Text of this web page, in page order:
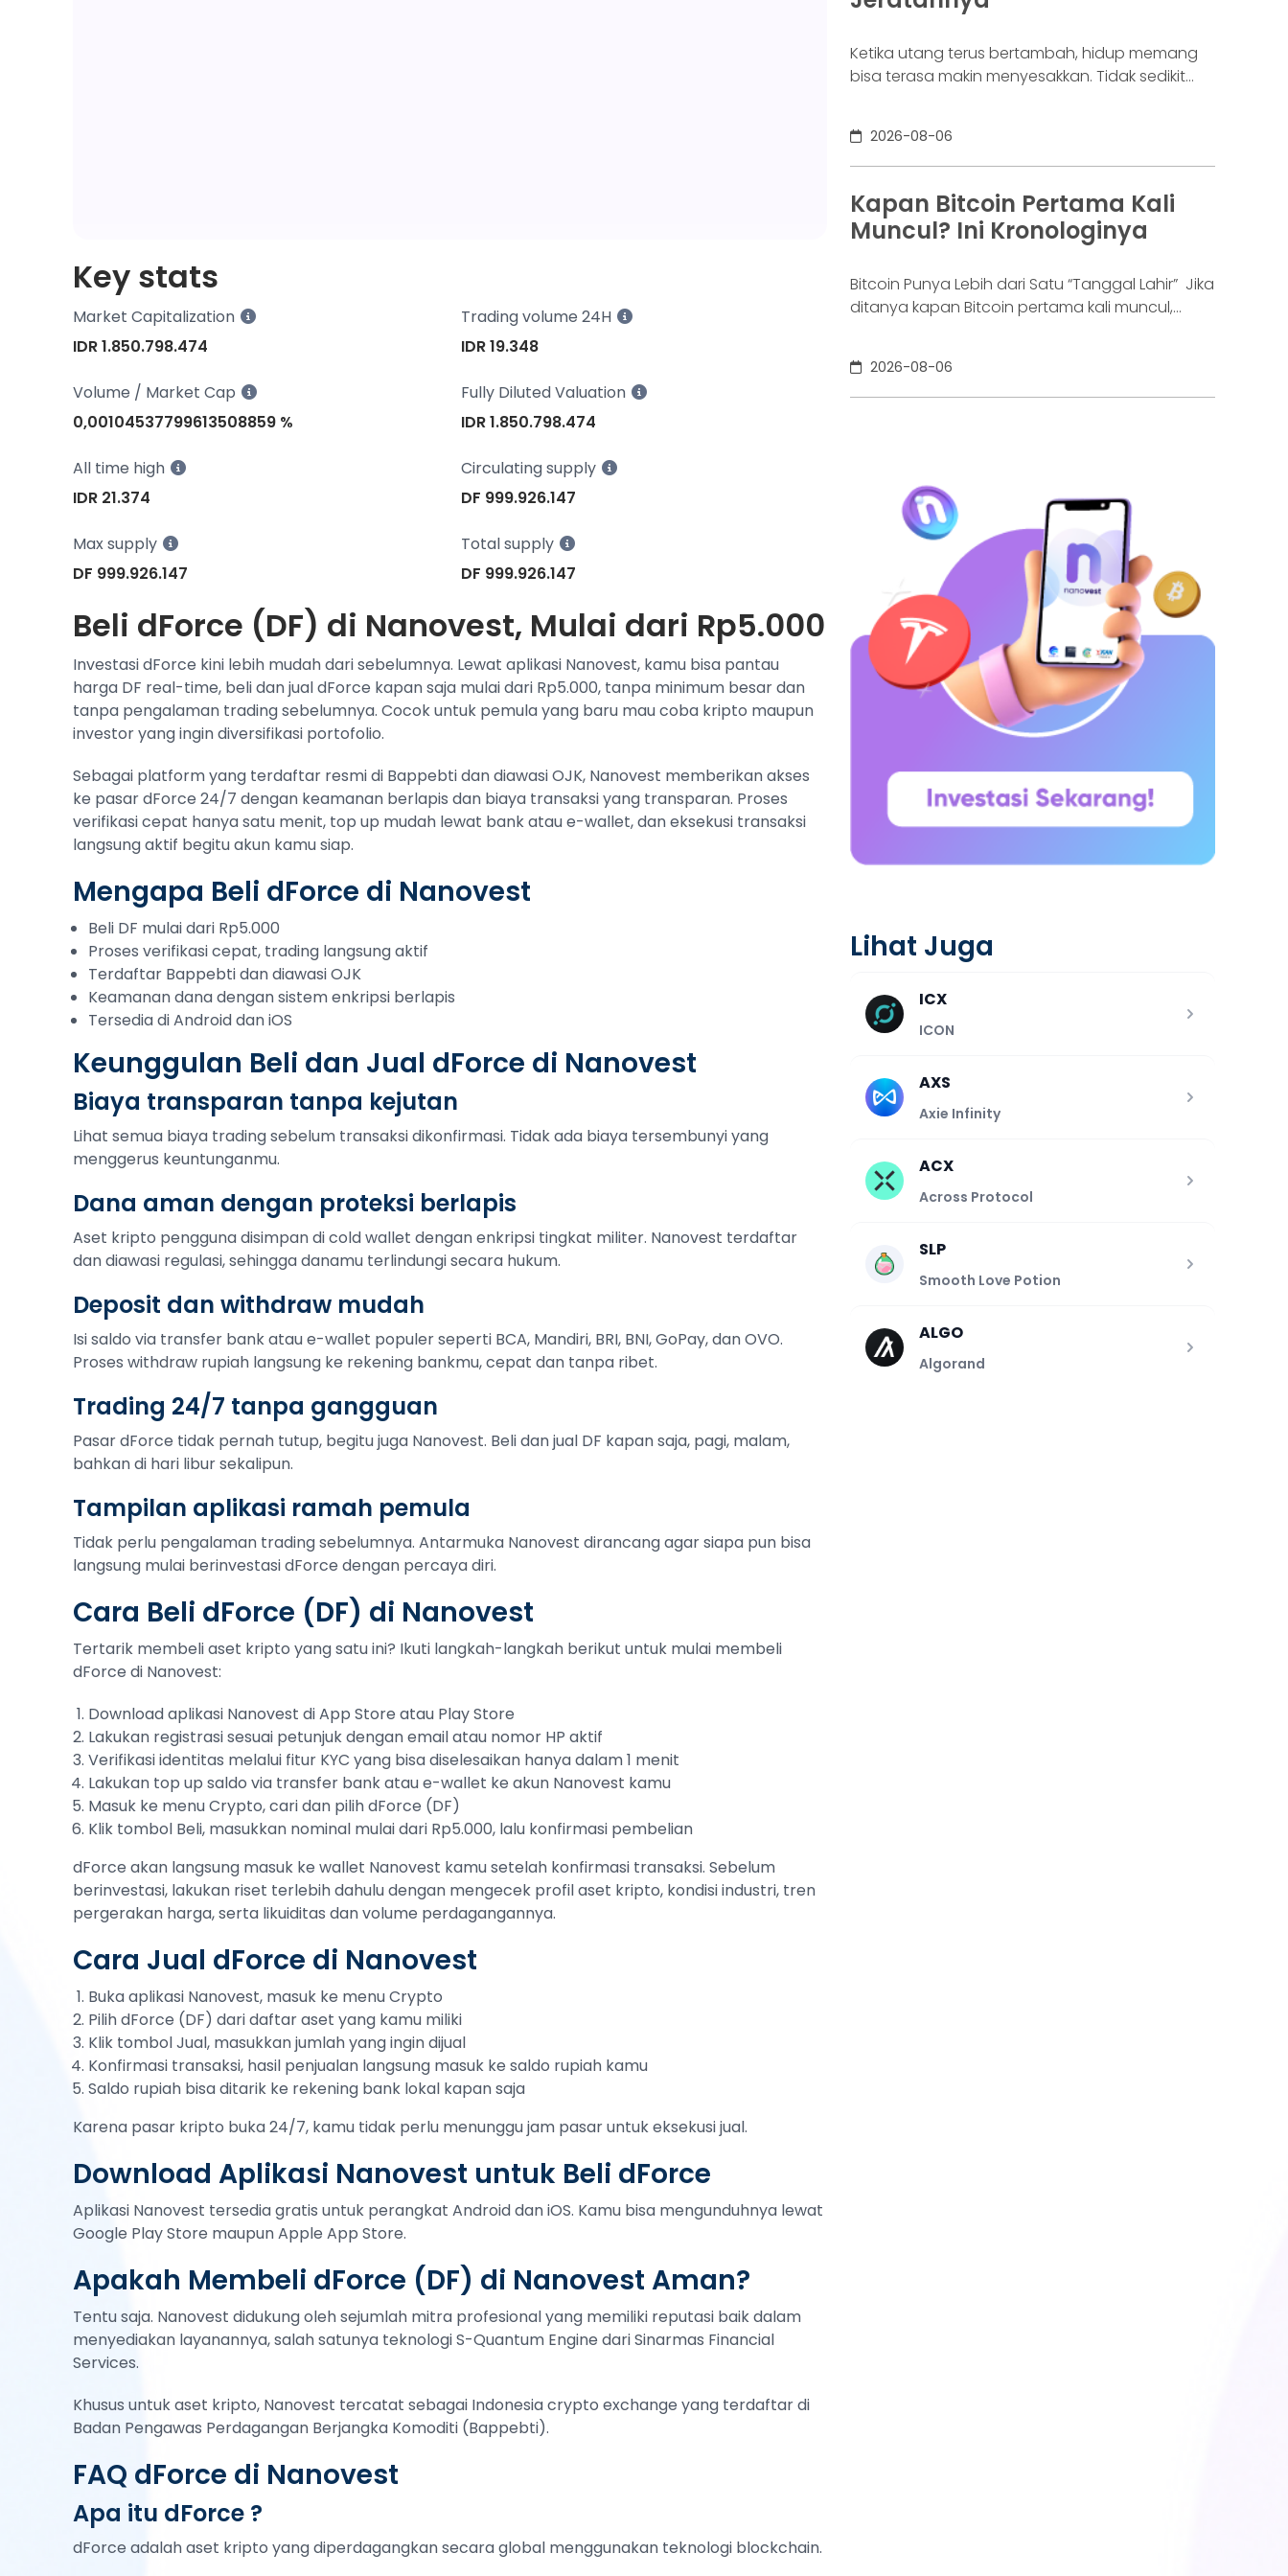
Key stats
Market Capitalization
IDR 1.850.798.474
Trading volume 24H
IDR 19.348
Volume / Market Cap
0,00104537799613508859 %
Fully Diluted Valuation
IDR 1.850.798.474
All time high
IDR 21.374
Circulating supply
DF 999.926.147
Max supply
DF 999.926.147
Total supply
DF 999.926.147
Beli dForce (DF) di Nanovest, Mulai dari Rp5.000
Investasi dForce kini lebih mudah dari sebelumnya. Lewat aplikasi Nanovest, kamu bisa pantau
harga DF real-time, beli dan jual dForce kapan saja mulai dari Rp5.000, tanpa minimum besar dan
tanpa pengalaman trading sebelumnya. Cocok untuk pemula yang baru mau coba kripto maupun
investor yang ingin diversifikasi portofolio.
Sebagai platform yang terdaftar resmi di Bappebti dan diawasi OJK, Nanovest memberikan akses
ke pasar dForce 24/7 dengan keamanan berlapis dan biaya transaksi yang transparan. Proses
verifikasi cepat hanya satu menit, top up mudah lewat bank atau e-wallet, dan eksekusi transaksi
langsung aktif begitu akun kamu siap.
Mengapa Beli dForce di Nanovest
Beli DF mulai dari Rp5.000
Proses verifikasi cepat, trading langsung aktif
Terdaftar Bappebti dan diawasi OJK
Keamanan dana dengan sistem enkripsi berlapis
Tersedia di Android dan iOS
Keunggulan Beli dan Jual dForce di Nanovest
Biaya transparan tanpa kejutan
Lihat semua biaya trading sebelum transaksi dikonfirmasi. Tidak ada biaya tersembunyi yang
menggerus keuntunganmu.
Dana aman dengan proteksi berlapis
Aset kripto pengguna disimpan di cold wallet dengan enkripsi tingkat militer. Nanovest terdaftar
dan diawasi regulasi, sehingga danamu terlindungi secara hukum.
Deposit dan withdraw mudah
Isi saldo via transfer bank atau e-wallet populer seperti BCA, Mandiri, BRI, BNI, GoPay, dan OVO.
Proses withdraw rupiah langsung ke rekening bankmu, cepat dan tanpa ribet.
Trading 24/7 tanpa gangguan
Pasar dForce tidak pernah tutup, begitu juga Nanovest. Beli dan jual DF kapan saja, pagi, malam,
bahkan di hari libur sekalipun.
Tampilan aplikasi ramah pemula
Tidak perlu pengalaman trading sebelumnya. Antarmuka Nanovest dirancang agar siapa pun bisa
langsung mulai berinvestasi dForce dengan percaya diri.
Cara Beli dForce (DF) di Nanovest
Tertarik membeli aset kripto yang satu ini? Ikuti langkah-langkah berikut untuk mulai membeli
dForce di Nanovest:
Download aplikasi Nanovest di App Store atau Play Store
Lakukan registrasi sesuai petunjuk dengan email atau nomor HP aktif
Verifikasi identitas melalui fitur KYC yang bisa diselesaikan hanya dalam 1 menit
Lakukan top up saldo via transfer bank atau e-wallet ke akun Nanovest kamu
Masuk ke menu Crypto, cari dan pilih dForce (DF)
Klik tombol Beli, masukkan nominal mulai dari Rp5.000, lalu konfirmasi pembelian
dForce akan langsung masuk ke wallet Nanovest kamu setelah konfirmasi transaksi. Sebelum
berinvestasi, lakukan riset terlebih dahulu dengan mengecek profil aset kripto, kondisi industri, tren
pergerakan harga, serta likuiditas dan volume perdagangannya.
Cara Jual dForce di Nanovest
Buka aplikasi Nanovest, masuk ke menu Crypto
Pilih dForce (DF) dari daftar aset yang kamu miliki
Klik tombol Jual, masukkan jumlah yang ingin dijual
Konfirmasi transaksi, hasil penjualan langsung masuk ke saldo rupiah kamu
Saldo rupiah bisa ditarik ke rekening bank lokal kapan saja
Karena pasar kripto buka 24/7, kamu tidak perlu menunggu jam pasar untuk eksekusi jual.
Download Aplikasi Nanovest untuk Beli dForce
Aplikasi Nanovest tersedia gratis untuk perangkat Android dan iOS. Kamu bisa mengunduhnya lewat
Google Play Store maupun Apple App Store.
Apakah Membeli dForce (DF) di Nanovest Aman?
Tentu saja. Nanovest didukung oleh sejumlah mitra profesional yang memiliki reputasi baik dalam
menyediakan layanannya, salah satunya teknologi S-Quantum Engine dari Sinarmas Financial
Services.
Khusus untuk aset kripto, Nanovest tercatat sebagai Indonesia crypto exchange yang terdaftar di
Badan Pengawas Perdagangan Berjangka Komoditi (Bappebti).
FAQ dForce di Nanovest
Apa itu dForce ?
dForce adalah aset kripto yang diperdagangkan secara global menggunakan teknologi blockchain.
Ketika utang terus bertambah, hidup memang
bisa terasa makin menyesakkan. Tidak sedikit
kewajibannya, kondisi yang kita kenal sebagai
gagal bayar. Ini bukan masalah segelintir orang.
Mengutip laporan OJK dari dataindonesia.id,
angka kredit macet di industri fintech tercatat
naik ke 4,38% per Januari
2026-08-06
Kapan Bitcoin Pertama Kali
Muncul? Ini Kronologinya
Bitcoin Punya Lebih dari Satu “Tanggal Lahir” Jika
ditanya kapan Bitcoin pertama kali muncul,
yang lain mengatakan 2009. Keduanya tidak
sepenuhnya salah. Bitcoin pertama kali
jaringannya baru benar-benar mulai beroperasi
2026-08-06
Lihat Juga
ICX
ICON
AXS
Axie Infinity
ACX
Across Protocol
SLP
Smooth Love Potion
ALGO
Algorand